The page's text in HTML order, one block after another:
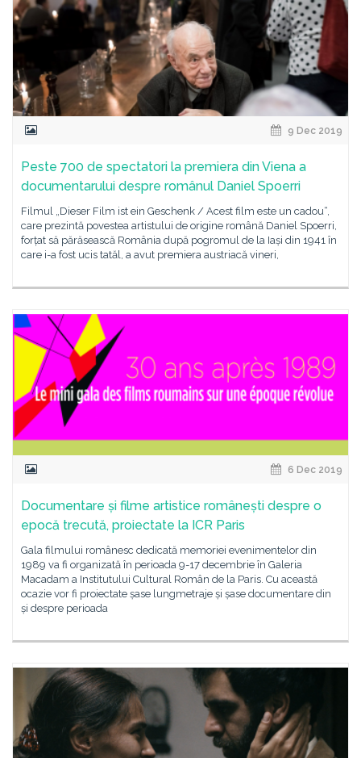
9 Dec 2019
Peste 700 de spectatori la premiera din Viena a
documentarului despre românul Daniel Spoerri
Filmul „Dieser Film ist ein Geschenk / Acest film este un cadou“,
care prezintă povestea artistului de origine română Daniel Spoerri,
forțat să părăsească România după pogromul de la Iași din 1941 în
care i-a fost ucis tatăl, a avut premiera austriacă vineri,
6 Dec 2019
Documentare și filme artistice românești despre o
epocă trecută, proiectate la ICR Paris
Gala filmului românesc dedicată memoriei evenimentelor din
1989 va fi organizată în perioada 9-17 decembrie în Galeria
Macadam a Institutului Cultural Român de la Paris. Cu această
ocazie vor fi proiectate șase lungmetraje și șase documentare din
și despre perioada